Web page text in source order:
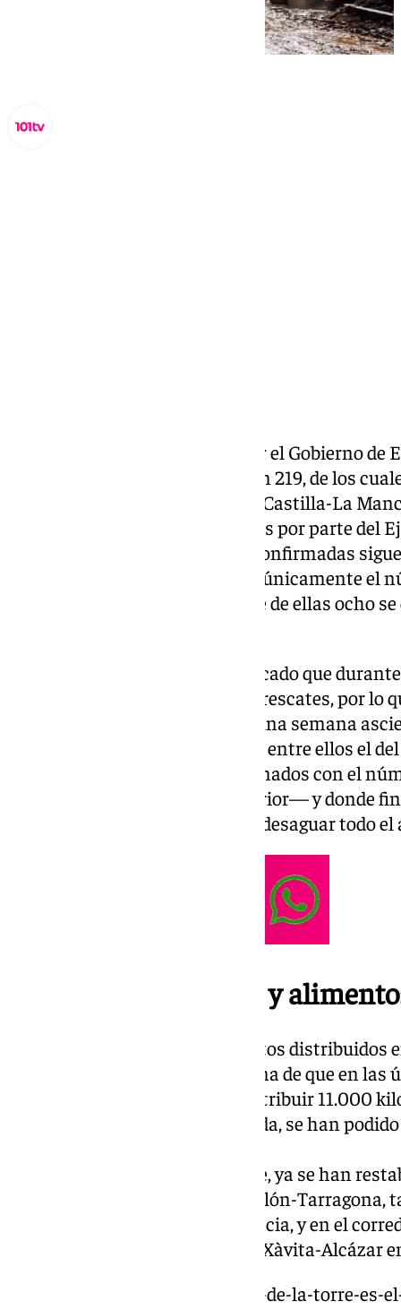
Los nuevos datos aportados por el Gobierno
fallecidos a causa de la DANA en 219, de los
Comunidad Valenciana, siete a Castilla-La
tras la actualización de los datos por parte del
número de víctimas mortales confirmadas
ayer miércoles, actualizándose únicamente el
que asciende hasta 207, aunque de ellas ocho
Asimismo, el Gobierno ha ratificado que
realizado un total de 33 nuevos rescates, por lo
rescatadas desde hace más de una semana
han inspeccionado 320 garajes, entre ellos el
—foco de bulos relacionados con el
podrían encontrarse en su interior— y donde
ninguna persona fallecida tras desaguar todo
Distribución de agua y
En lo que respecta a los alimentos distribuidos
por la DANA, el Gobierno informa de que en
en los accesos ha permitido distribuir 11.000
que respecta al agua embotellada, se han
En lo que respecta al transporte, ya se han
distancia entre Valencia-Castellón-Tarragona,
conexión Tortosa/Vinaró-Valencia, y en el
ha restablecido una frecuencia Xàvita-Alcázar
https://www.101tv.es/alhaurin-de-la-torre-es-